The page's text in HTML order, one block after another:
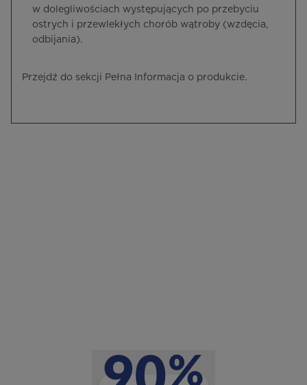
w dolegliwościach występujących po przebyciu
ostrych i przewlekłych chorób wątroby (wzdęcia,
odbijania).
Przejdź do sekcji Pełna Informacja o produkcie.